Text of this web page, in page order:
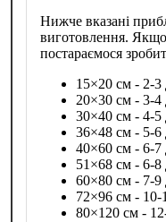
Нижче вказані
виготовлення.
постараємося
15×20 см - 2-3
20×30 см - 3-4
30×40 см - 4-5
36×48 см - 5-6
40×60 см - 6-7
51×68 см - 6-8
60×80 см - 7-9
72×96 см - 10-
80×120 см -